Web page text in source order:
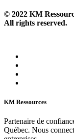
© 2022 KM
All rights reserved.
KM Ressources
Partenaire de
Québec. Nous